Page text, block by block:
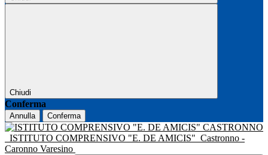
Chiudi
Conferma
Annulla Conferma
ISTITUTO COMPRENSIVO "E. DE AMICIS" Castronno -
Caronno Varesino